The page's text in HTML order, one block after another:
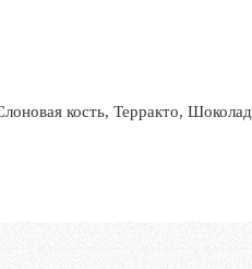
кость, Терракто, Шоколад